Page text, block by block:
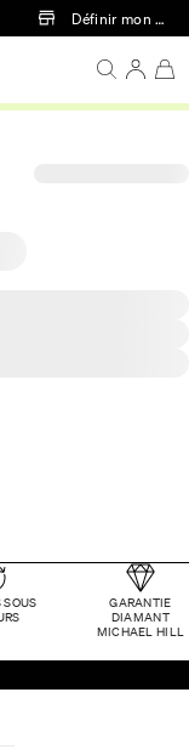
contenu principal
Définir mon
SOUS
GARANTIE
DIAMANT
MICHAEL HILL